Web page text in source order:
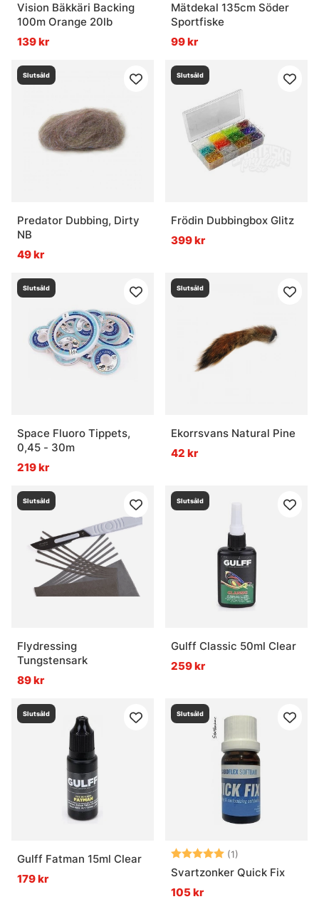
Vision Bäkkäri Backing
100m Orange 20lb
139 kr
Mätdekal 135cm Söder
Sportfiske
99 kr
Slutsåld
Predator Dubbing, Dirty
NB
49 kr
Slutsåld
Frödin Dubbingbox Glitz
399 kr
Slutsåld
Space Fluoro Tippets,
0,45 - 30m
219 kr
Slutsåld
Ekorrsvans Natural Pine
42 kr
Slutsåld
Flydressing
Tungstensark
89 kr
Slutsåld
Gulff Classic 50ml Clear
259 kr
Slutsåld
Gulff Fatman 15ml Clear
179 kr
Slutsåld
Betyg: (1)
Svartzonker Quick Fix
105 kr